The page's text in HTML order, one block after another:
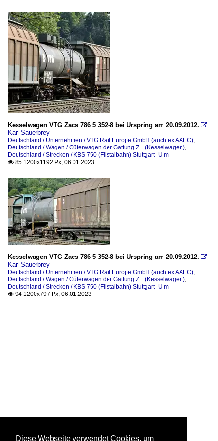
Kesselwagen VTG Zacs 786 5 352-8 bei Urspring am 20.09.2012. 
Karl Sauerbrey
Deutschland / Unternehmen / VTG Rail Europe GmbH (auch ex AAEC)
Deutschland / Wagen / Güterwagen der Gattung Z... (Kesselwagen)
Deutschland / Strecken / KBS 750 (Filstalbahn) Stuttgart–Ulm
 85 1200x1192 Px, 06.01.2023
Kesselwagen VTG Zacs 786 5 352-8 bei Urspring am 20.09.2012. 
Karl Sauerbrey
Deutschland / Unternehmen / VTG Rail Europe GmbH (auch ex AAEC)
Deutschland / Wagen / Güterwagen der Gattung Z... (Kesselwagen)
Deutschland / Strecken / KBS 750 (Filstalbahn) Stuttgart–Ulm
 94 1200x797 Px, 06.01.2023
Diese Webseite verwendet Cookies, um